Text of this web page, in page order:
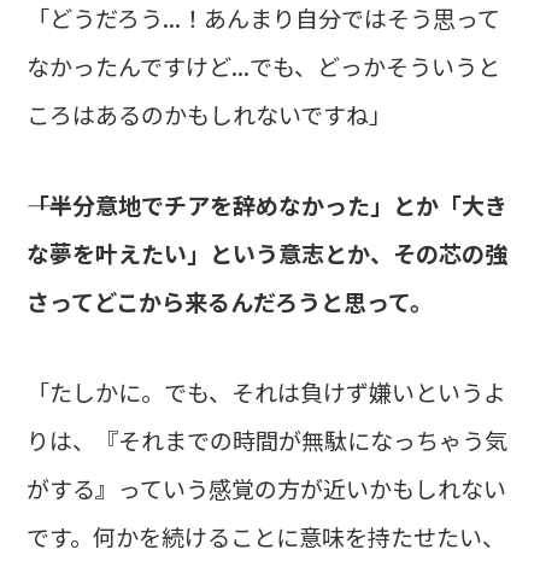
「どうだろう...！あんまり自分ではそう思って
なかったんですけど...でも、どっかそういうと
ころはあるのかもしれないですね」
――「半分意地でチアを辞めなかった」とか「大き
な夢を叶えたい」という意志とか、その芯の強
さってどこから来るんだろうと思って。
「たしかに。でも、それは負けず嫌いというよ
りは、『それまでの時間が無駄になっちゃう気
がする』っていう感覚の方が近いかもしれない
です。何かを続けることに意味を持たせたい、